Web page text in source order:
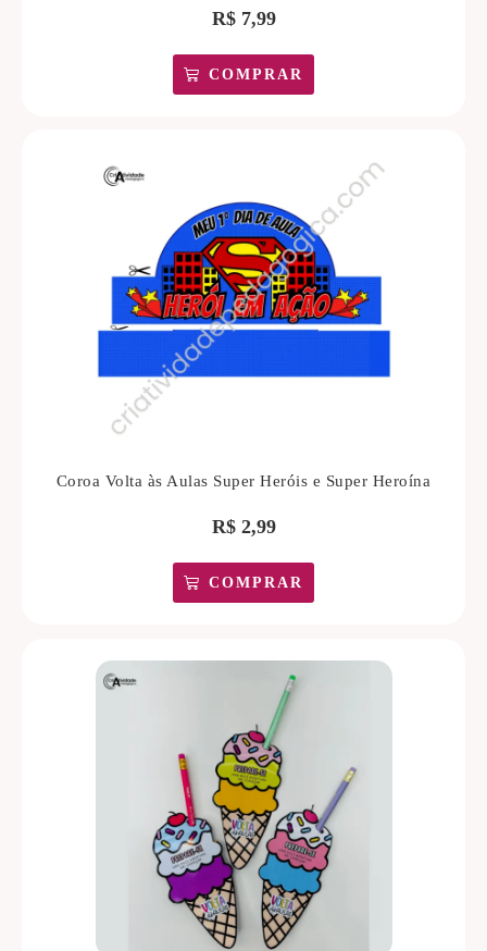
R$7,99
COMPRAR
Coroa Volta às Aulas Super Heróis e Super Heroína
R$2,99
COMPRAR